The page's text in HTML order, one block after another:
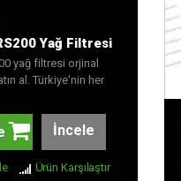
Yağ Filtresi
yağ filtresi orjinal
al. Türkiye'nin her
İncele
Ürün Karşılaştır